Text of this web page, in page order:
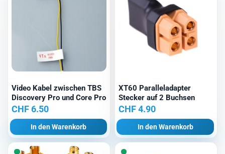
Video Kabel zwischen TBS
Discovery Pro und Core Pro
CHF6.50
In den Warenkorb
XT60 Paralleladapter
Stecker auf 2 Buchsen
CHF4.90
In den Warenkorb